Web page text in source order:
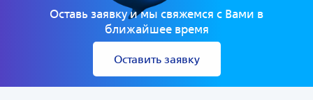
Оставь заявку и мы свяжемся с Вами в
ближайшее время
Оставить заявку